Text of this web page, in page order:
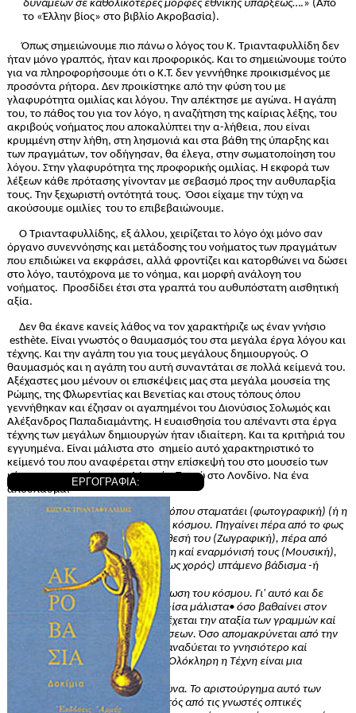
δυνάμεων σε καθολικότερες μορφές εθνικής υπάρξεως….» (Από
το «Έλλην βίος» στο βιβλίο Ακροβασία).
Όπως σημειώνουμε πιο πάνω ο λόγος του Κ. Τριανταφυλλίδη δεν
ήταν μόνο γραπτός, ήταν και προφορικός. Και το σημειώνουμε τούτο
για να πληροφορήσουμε ότι ο Κ.Τ. δεν γεννήθηκε προικισμένος με
προσόντα ρήτορα. Δεν προικίστηκε από την φύση του με
γλαφυρότητα ομιλίας και λόγου. Την απέκτησε με αγώνα. Η αγάπη
του, το πάθος του για τον λόγο, η αναζήτηση της καίριας λέξης, του
ακριβούς νοήματος που αποκαλύπτει την α-λήθεια, που είναι
κρυμμένη στην λήθη, στη λησμονιά και στα βάθη της ύπαρξης και
των πραγμάτων, τον οδήγησαν, θα έλεγα, στην σωματοποίηση του
λόγου. Στην γλαφυρότητα της προφορικής ομιλίας. Η εκφορά των
λέξεων κάθε πρότασης γίνονταν με σεβασμό προς την αυθυπαρξία
τους. Την ξεχωριστή οντότητά τους. Όσοι είχαμε την τύχη να
ακούσουμε ομιλίες του το επιβεβαιώνουμε.
Ο Τριανταφυλλίδης, εξ άλλου, χειρίζεται το λόγο όχι μόνο σαν
όργανο συνεννόησης και μετάδοσης του νοήματος των πραγμάτων
που επιδιώκει να εκφράσει, αλλά φροντίζει και κατορθώνει να δώσει
στο λόγο, ταυτόχρονα με το νόημα, και μορφή ανάλογη του
νοήματος. Προσδίδει έτσι στα γραπτά του αυθυπόστατη αισθητική
αξία.
Δεν θα έκανε κανείς λάθος να τον χαρακτήριζε ως έναν γνήσιο
esthète. Είναι γνωστός ο θαυμασμός του στα μεγάλα έργα λόγου και
τέχνης. Και την αγάπη του για τους μεγάλους δημιουργούς. Ο
θαυμασμός και η αγάπη του αυτή συναντάται σε πολλά κείμενά του.
Αξέχαστες μου μένουν οι επισκέψεις μας στα μεγάλα μουσεία της
Ρώμης, της Φλωρεντίας και Βενετίας και στους τόπους όπου
γεννήθηκαν και έζησαν οι αγαπημένοι του Διονύσιος Σολωμός και
Αλέξανδρος Παπαδιαμάντης. Η ευαισθησία του απέναντι στα έργα
τέχνης των μεγάλων δημιουργών ήταν ιδιαίτερη. Και τα κριτήριά του
εγγυημένα. Είναι μάλιστα στο σημείο αυτό χαρακτηριστικό το
κείμενό του που αναφέρεται στην επίσκεψή του στο μουσείο των
κέρινων ομοιωμάτων της Μαντάμ Τισσώ στο Λονδίνο. Να ένα
απόσπασμα:
«………..H Τέχνη αρχίζει εκεί όπου σταματάει (φωτογραφική) (ή η
χρησιμοθηρική) αντίληψη του κόσμου. Πηγαίνει πέρα από το φως
καί είναι ανάλυση καί ανασύνθεσή του (Ζωγραφική), πέρα από
τούς ήχους — καί είναι διάλυση καί εναρμόνισή τους (Μουσική),
πέρα από τα βήματα — είναι (ως χορός) ιπτάμενο βάδισμα -ή
περπατησιά ονείρων...
H Τέχνη είναι μια μεταμόρφωση του κόσμου. Γι' αυτό και δε
φοβάται την ασυμμετρία. Ίσα -ίσα μάλιστα• όσο βαθαίνει στον
εαυτό της η Τέχνη, τόσο αποδέχεται την αταξία των γραμμών καί
την ασυμμετρία των παρεκκλίσεων. Όσο απομακρύνεται από την
άψογη αναλογικότητα, τόσο αναδύεται το γνησιότερο καί
αυθεντικότερο πρόσωπό της. Ολόκληρη η Τέχνη είναι μια
(λανθάνουσα) ασυμμετρία.
Ας θυμηθούμε τον Παρθενώνα. Το αριστούργημα αυτό των
αιώνων είναι «ένα λάθος». Εκτός από τις γνωστές οπτικές
ΕΡΓΟΓΡΑΦΙΑ: